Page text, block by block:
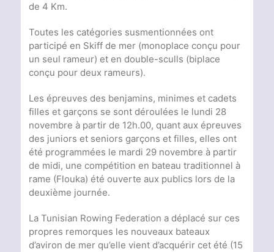
de 4 Km.
Toutes les catégories susmentionnées ont
participé en Skiff de mer (monoplace conçu pour
un seul rameur) et en double-sculls (biplace
conçu pour deux rameurs).
Les épreuves des benjamins, minimes et cadets
filles et garçons se sont déroulées le lundi 28
novembre à partir de 12h.00, quant aux épreuves
des juniors et seniors garçons et filles, elles ont
été programmées le mardi 29 novembre à partir
de midi, une compétition en bateau traditionnel à
rame (Flouka) été ouverte aux publics lors de la
deuxième journée.
La Tunisian Rowing Federation a déplacé sur ces
propres remorques les nouveaux bateaux
d’aviron de mer qu’elle vient d’acquérir cet été (15